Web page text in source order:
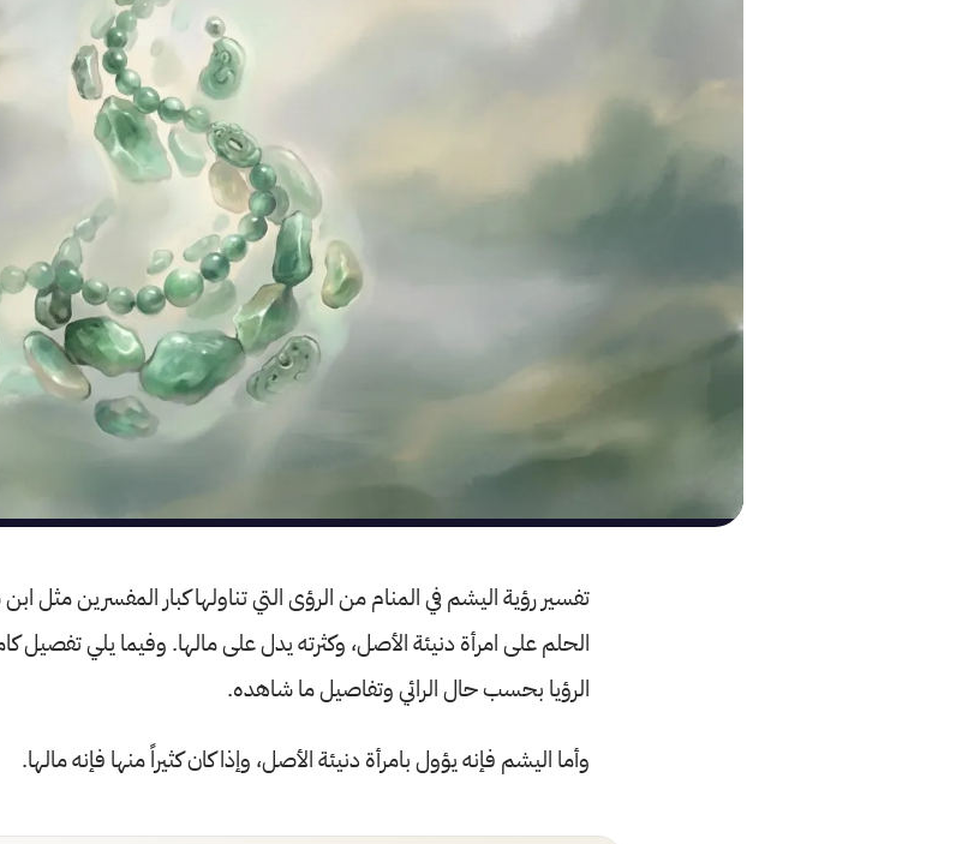
تفسير رؤية اليشم في المنام من الرؤى التي تناولها كبار المفسرين مثل
الحلم على امرأة دنيئة الأصل، وكثرته يدل على مالها. وفيما يلي تفصيل
الرؤيا بحسب حال الرائي وتفاصيل ما شاهده.
وأما اليشم فإنه يؤول بامرأة دنيئة الأصل، وإذا كان كثيراً منها فإنه مالها.